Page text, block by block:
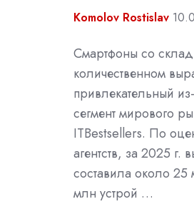
Komolov Rostislav
Смартфоны со
количественном
привлекательный
сегмент мирового
ITBestsellers. По
агентств, за 2025 г.
составила около
млн устрой …